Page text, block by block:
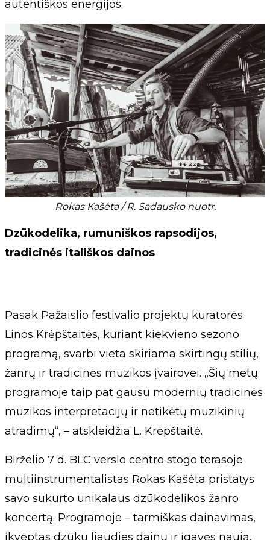
autentiškos energijos.
Rokas Kašėta / R. Sadausko nuotr.
Dzūkodelika, rumuniškos rapsodijos,
tradicinės itališkos dainos
Pasak Pažaislio festivalio projektų kuratorės
Linos Krėpštaitės, kuriant kiekvieno sezono
programą, svarbi vieta skiriama skirtingų stilių,
žanrų ir tradicinės muzikos įvairovei. „Šių metų
programoje taip pat gausu modernių tradicinės
muzikos interpretacijų ir netikėtų muzikinių
atradimų“, – atskleidžia L. Krėpštaitė.
Birželio 7 d. BLC verslo centro stogo terasoje
multiinstrumentalistas Rokas Kašėta pristatys
savo sukurto unikalaus dzūkodelikos žanro
koncertą. Programoje – tarmiškas dainavimas,
įkvėptas dzūkų liaudies dainų ir įgavęs naują,